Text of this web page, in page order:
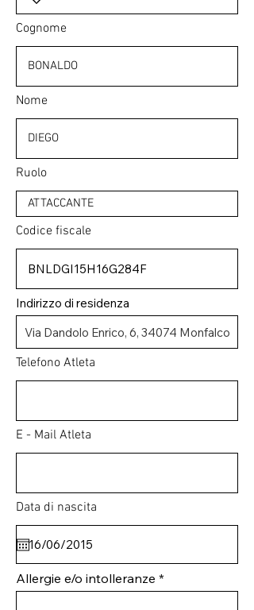
Cognome
Nome
Ruolo
Codice fiscale
Indirizzo di residenza
Telefono Atleta
E - Mail Atleta
Data di nascita
Allergie e/o intolleranze